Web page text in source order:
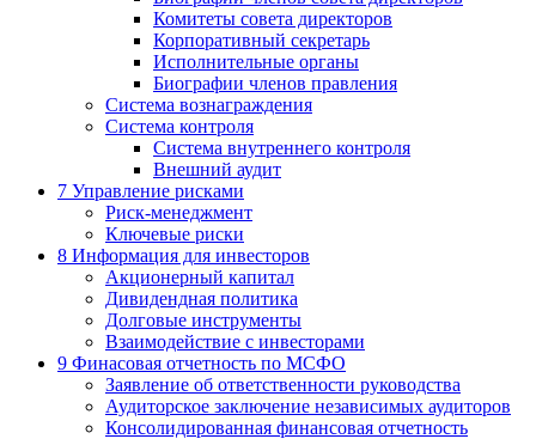
Комитеты совета директоров
Корпоративный секретарь
Исполнительные органы
Биографии членов правления
Система вознаграждения
Система контроля
Система внутреннего контроля
Внешний аудит
7 Управление рисками
Риск-менеджмент
Ключевые риски
8 Информация для инвесторов
Акционерный капитал
Дивидендная политика
Долговые инструменты
Взаимодействие с инвеcторами
9 Финасовая отчетность по МСФО
Заявление об ответственности руководства
Аудиторское заключение независимых аудиторов
Консолидированная финансовая отчетность